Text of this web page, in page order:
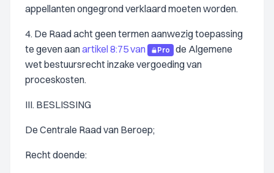
appellanten ongegrond verklaard moeten worden.
4. De Raad acht geen termen aanwezig toepassing
te geven aanartikel 8:75 van Pro
de Algemene
wet bestuursrecht inzake vergoeding van
proceskosten.
III. BESLISSING
De Centrale Raad van Beroep;
Recht doende: